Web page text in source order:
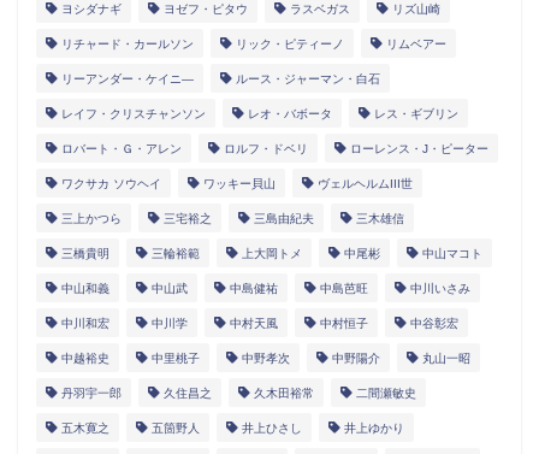
ヨシダナギ ヨゼフ・ピタウ ラスベガス リズ山崎
リチャード・カールソン リック・ピティーノ リムベアー
リーアンダー・ケイニ― ルース・ジャーマン・白石
レイフ・クリスチャンソン レオ・バボータ レス・ギブリン
ロバート・Ｇ・アレン ロルフ・ドベリ ローレンス・J・ピーター
ワクサカ ソウヘイ ワッキー貝山 ヴェルヘルムIII世
三上かつら 三宅裕之 三島由紀夫 三木雄信
三橋貴明 三輪裕範 上大岡トメ 中尾彬 中山マコト
中山和義 中山武 中島健祐 中島芭旺 中川いさみ
中川和宏 中川学 中村天風 中村恒子 中谷彰宏
中越裕史 中里桃子 中野孝次 中野陽介 丸山一昭
丹羽宇一郎 久住昌之 久木田裕常 二間瀬敏史
五木寛之 五箇野人 井上ひさし 井上ゆかり